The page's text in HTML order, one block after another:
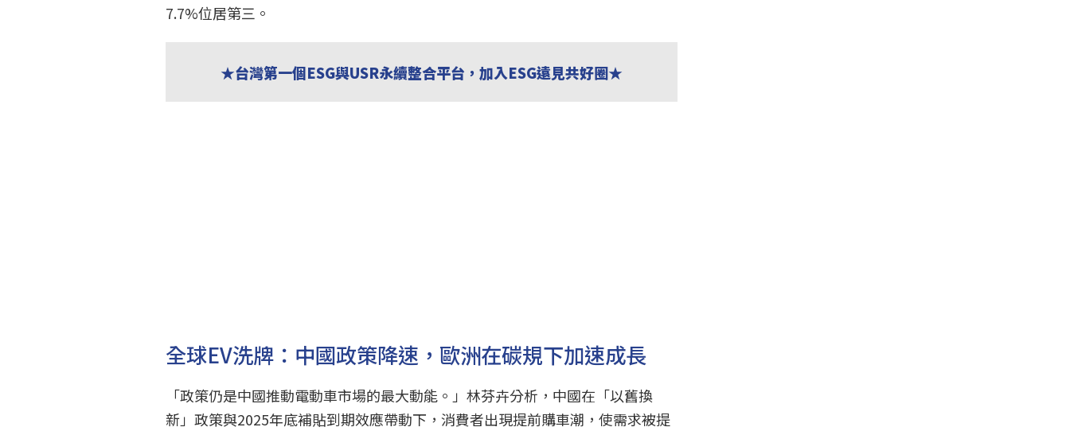
7.7%位居第三。
★台灣第一個ESG與USR永續整合平台，加入ESG遠見共好圈★
全球EV洗牌：中國政策降速，歐洲在碳規下加速成長
「政策仍是中國推動電動車市場的最大動能。」林芬卉分析，中國在「以舊換
新」政策與2025年底補貼到期效應帶動下，消費者出現提前購車潮，使需求被提